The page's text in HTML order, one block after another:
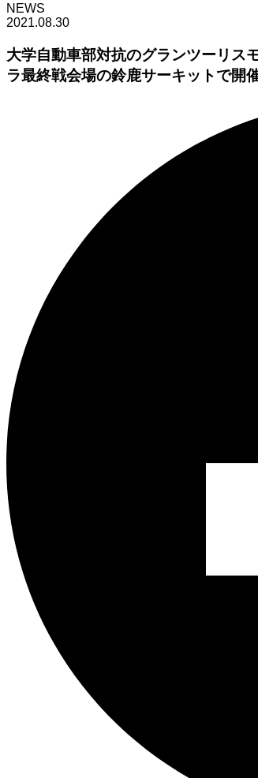
NEWS
2021.08.30
大学自動車部対抗のグランツーリ
ラ最終戦会場の鈴鹿サーキットで開